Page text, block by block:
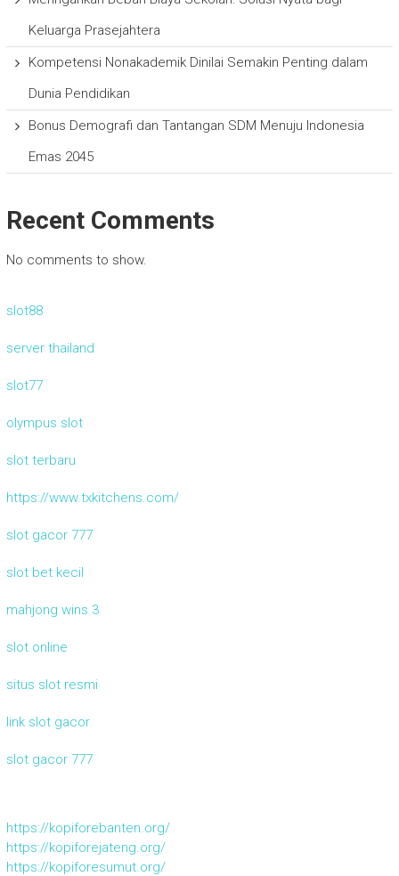
Keluarga Prasejahtera
Kompetensi Nonakademik Dinilai Semakin Penting dalam
Dunia Pendidikan
Bonus Demografi dan Tantangan SDM Menuju Indonesia
Emas 2045
Recent Comments
No comments to show.
slot88
server thailand
slot77
olympus slot
slot terbaru
https://www.txkitchens.com/
slot gacor 777
slot bet kecil
mahjong wins 3
slot online
situs slot resmi
link slot gacor
slot gacor 777
https://kopiforebanten.org/
https://kopiforejateng.org/
https://kopiforesumut.org/